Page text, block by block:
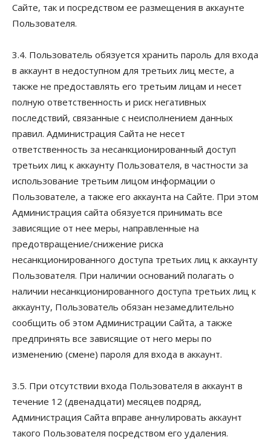
Сайте, так и посредством ее размещения в аккаунте
Пользователя.
3.4. Пользователь обязуется хранить пароль для входа
в аккаунт в недоступном для третьих лиц месте, а
также не предоставлять его третьим лицам и несет
полную ответственность и риск негативных
последствий, связанные с неисполнением данных
правил. Администрация Сайта не несет
ответственность за несанкционированный доступ
третьих лиц к аккаунту Пользователя, в частности за
использование третьим лицом информации о
Пользователе, а также его аккаунта на Сайте. При этом
Администрация сайта обязуется принимать все
зависящие от нее меры, направленные на
предотвращение/снижение риска
несанкционированного доступа третьих лиц к аккаунту
Пользователя. При наличии оснований полагать о
наличии несанкционированного доступа третьих лиц к
аккаунту, Пользователь обязан незамедлительно
сообщить об этом Администрации Сайта, а также
предпринять все зависящие от него меры по
изменению (смене) пароля для входа в аккаунт.
3.5. При отсутствии входа Пользователя в аккаунт в
течение 12 (двенадцати) месяцев подряд,
Администрация Сайта вправе аннулировать аккаунт
такого Пользователя посредством его удаления.